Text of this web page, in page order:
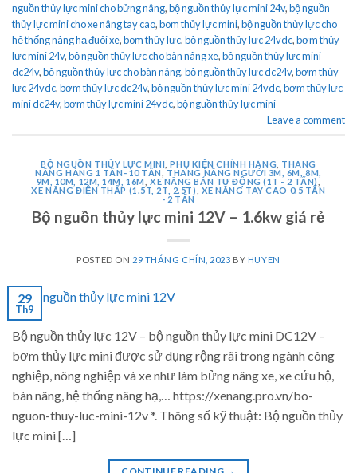
nguồn thủy lực mini cho bửng nâng,bộ nguồn thủy lực mini 24v,bộ nguồn
thủy lực mini cho xe nâng tay cao,bom thủy lực mini,bộ nguồn thủy lực cho
hệ thống nâng hạ đuôi xe,bom thủy lực,bộ nguồn thủy lực 24vdc,bơm thủy
lực mini 24v,bộ nguồn thủy lực cho bàn nâng xe,bộ nguồn thủy lực mini
dc24v,bộ nguồn thủy lực cho bàn nâng,bộ nguồn thủy lực dc24v,bơm thủy
lực 24vdc,bơm thủy lực dc24v,bộ nguồn thủy lực mini 24vdc,bơm thủy lực
mini dc24v,bơm thủy lực mini 24vdc,bộ nguồn thủy lực mini
Leave a comment
BỘ NGUỒN THỦY LỰC MINI ,PHỤ KIỆN CHÍNH HÃNG
THANG
NÂNG HÀNG 1 TẤN- 10 TẤN ,THANG NÂNG NGƯỜI 3M, 6M, 8M,
9M, 10M, 12M, 14M, 16M
XE NÂNG BÁN TỰ ĐỘNG (1T - 2 TẤN) ,
XE NÂNG ĐIỆN THẤP (1.5T, 2T, 2.5T)
XE NÂNG TAY CAO 0.5 TẤN
- 2 TẤN
Bộ nguồn thủy lực mini 12V – 1.6kw giá rẻ
POSTED ON 29 THÁNG CHÍN, 2023 BY HUYEN
29
Th9
Bộ nguồn thủy lực 12V – bộ nguồn thủy lực mini DC12V –
bơm thủy lực mini được sử dụng rộng rãi trong ngành công
nghiệp, nông nghiệp và xe như làm bửng nâng xe, xe cứu hộ,
bàn nâng, hệ thống nâng hạ,… https://xenang.pro.vn/bo-
nguon-thuy-luc-mini-12v *. Thông số kỹ thuật: Bộ nguồn thủy
lực mini […]